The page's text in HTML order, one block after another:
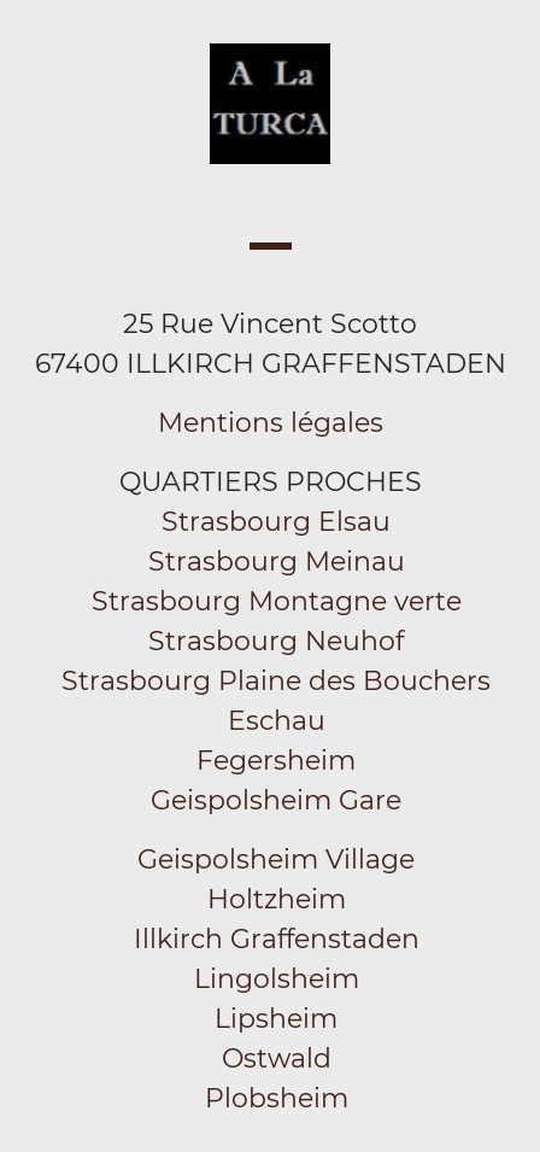
25 Rue Vincent Scotto
67400 ILLKIRCH GRAFFENSTADEN
Mentions légales
QUARTIERS PROCHES
Strasbourg Elsau
Strasbourg Meinau
Strasbourg Montagne verte
Strasbourg Neuhof
Strasbourg Plaine des Bouchers
Eschau
Fegersheim
Geispolsheim Gare
Geispolsheim Village
Holtzheim
Illkirch Graffenstaden
Lingolsheim
Lipsheim
Ostwald
Plobsheim